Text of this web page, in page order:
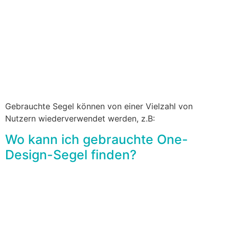
Gebrauchte Segel können von einer Vielzahl von
Nutzern wiederverwendet werden, z.B:
Wo kann ich gebrauchte One-
Design-Segel finden?